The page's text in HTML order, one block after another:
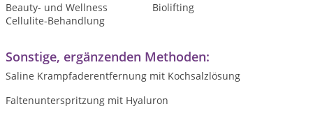
Beauty- und Wellness
Biolifting
Cellulite-Behandlung
Sonstige, ergänzenden Methoden:
Saline Krampfaderentfernung mit Kochsalzlösung
Faltenunterspritzung mit Hyaluron